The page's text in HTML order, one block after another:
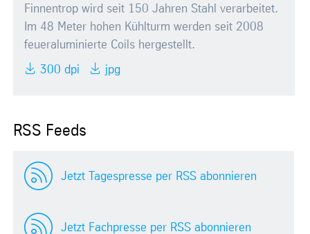
Finnentrop wird seit 150 Jahren Stahl verarbeitet.
Im 48 Meter hohen Kühlturm werden seit 2008
feueraluminierte Coils hergestellt.
300 dpi jpg
RSS Feeds
Jetzt Tagespresse per RSS abonnieren
Jetzt Fachpresse per RSS abonnieren